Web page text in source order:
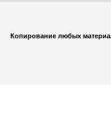
Копирование любых